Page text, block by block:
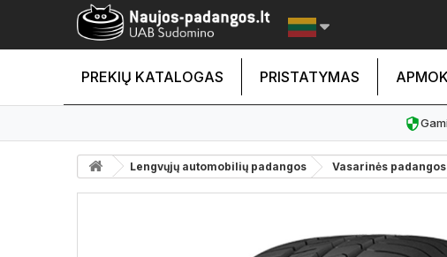
PREKIŲ KATALOGAS PRISTATYMAS
Lengvųjų automobilių padangos Vasarinės padangos